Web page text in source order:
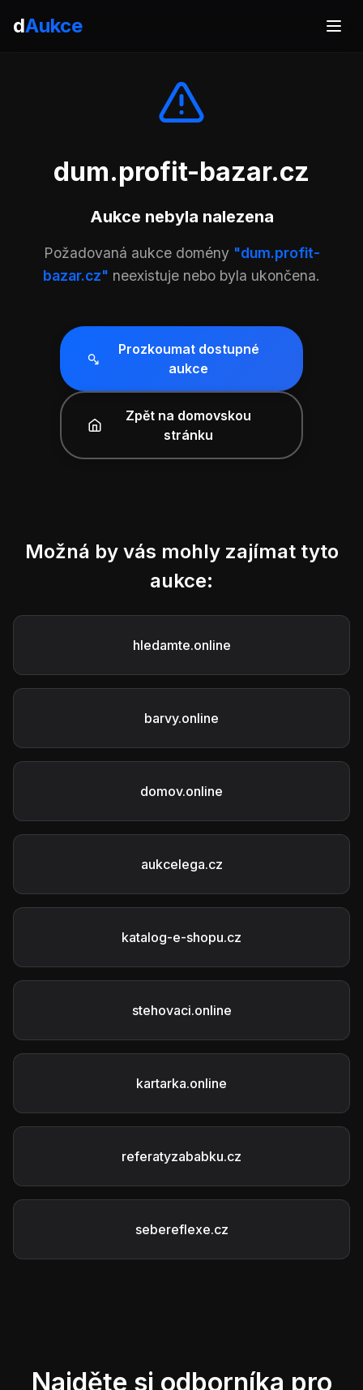
dAukce
dum.profit-bazar.cz
Aukce nebyla nalezena
Požadovaná aukce domény "dum.profit-
bazar.cz" neexistuje nebo byla ukončena.
Prozkoumat dostupné
aukce
Zpět na domovskou
stránku
Možná by vás mohly zajímat tyto
aukce:
hledamte.online
barvy.online
domov.online
aukcelega.cz
katalog-e-shopu.cz
stehovaci.online
kartarka.online
referatyzababku.cz
sebereflexe.cz
Najděte si odborníka pro